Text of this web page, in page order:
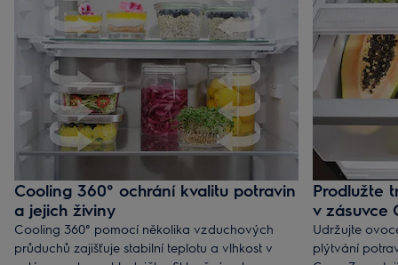
Cooling 360° ochrání kvalitu potravin
a jejich živiny
Cooling 360° pomocí několika vzduchových
průduchů zajišťuje stabilní teplotu a vlhkost v
Prodlužte
v zásuvce
Udržujte
plýtvání